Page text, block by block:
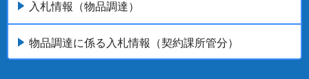
入札情報（物品調達）
物品調達に係る入札情報（契約課所管分）